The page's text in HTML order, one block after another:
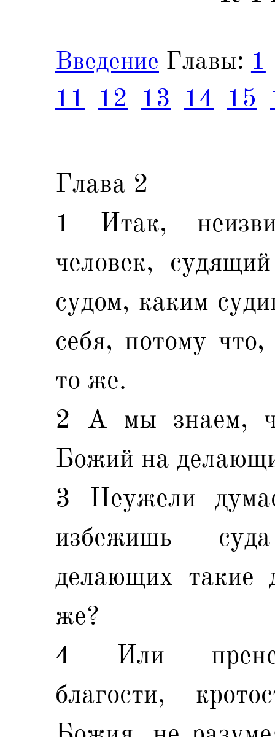
Введение Главы: 1
11
12 13 14 15
Глава 2
1 Итак,
человек,
судом, каким
себя, потому
то же.
2 А мы знаем,
Божий на
3 Неужели
избежишь
делающих такие
же?
4 Или
благости,